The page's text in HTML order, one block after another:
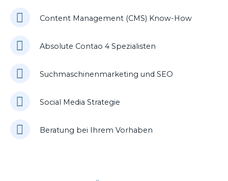
Content Management (CMS) Know-How
Absolute Contao 4 Spezialisten
Suchmaschinenmarketing und SEO
Social Media Strategie
Beratung bei Ihrem Vorhaben